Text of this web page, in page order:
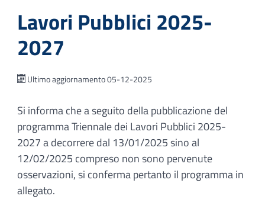
Lavori Pubblici 2025-
2027
Ultimo aggiornamento 05-12-2025
Si informa che a seguito della pubblicazione del
programma Triennale dei Lavori Pubblici 2025-
2027 a decorrere dal 13/01/2025 sino al
12/02/2025 compreso non sono pervenute
osservazioni, si conferma pertanto il programma in
allegato.